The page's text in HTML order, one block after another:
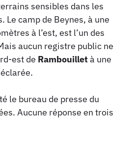
sensibles dans les
Le camp de Beynes, à une
à l’est, est l’un des
aucun registre public ne
est de Rambouilletà une
le bureau de presse du
Aucune réponse en trois